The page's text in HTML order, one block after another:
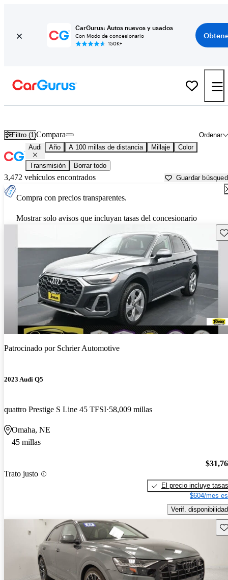
CarGurus: Autos nuevos y usados
Con Modo de concesionario
150K+
Filtro (1) Ordenar
Compara
Audi Año A 100 millas de distancia Millaje Color
Transmisión Borrar todo
3,472 vehículos encontrados Guardar
Compra con precios transparentes.
Mostrar solo avisos que incluyan tasas del concesionario
Patrocinado por Schrier Automotive
2023 Audi Q5
quattro Prestige S Line 45 TFSI 58,009 millas
Omaha, NE
45 millas
Trato justo
El precio incluye tasas
$604/mes
Verif. disponibilidad